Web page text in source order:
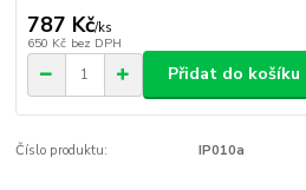
787 Kč/ks
650 Kč bez DPH
Přidat do košíku
Číslo produktu: IP010a